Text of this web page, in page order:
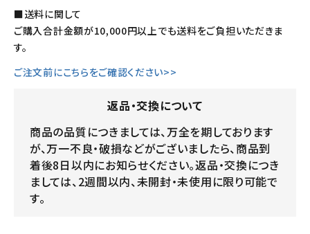
■送料に関して
ご購入合計金額が10,000円以上でも送料をご負担いただきま
す。
ご注文前にこちらをご確認ください>>
返品・交換について
商品の品質につきましては、万全を期しております
が、万一不良・破損などがございましたら、商品到
着後8日以内にお知らせください。返品・交換につき
ましては、2週間以内、未開封・未使用に限り可能で
す。